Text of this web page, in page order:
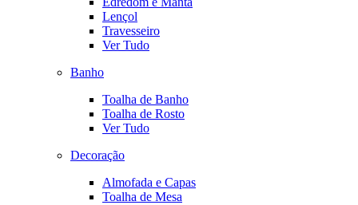
Lençol
Travesseiro
Ver Tudo
Banho
Toalha de Banho
Toalha de Rosto
Ver Tudo
Decoração
Almofada e Capas
Toalha de Mesa